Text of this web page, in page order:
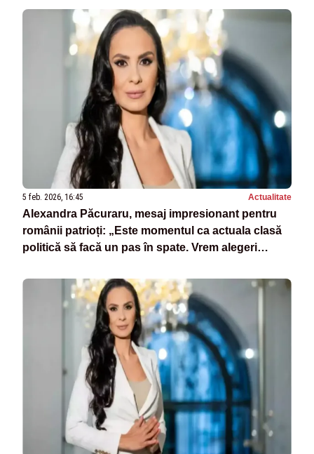
5 feb. 2026, 16:45 Actualitate
Alexandra Păcuraru, mesaj impresionant pentru
românii patrioți: „Este momentul ca actuala clasă
politică să facă un pas în spate. Vrem alegeri